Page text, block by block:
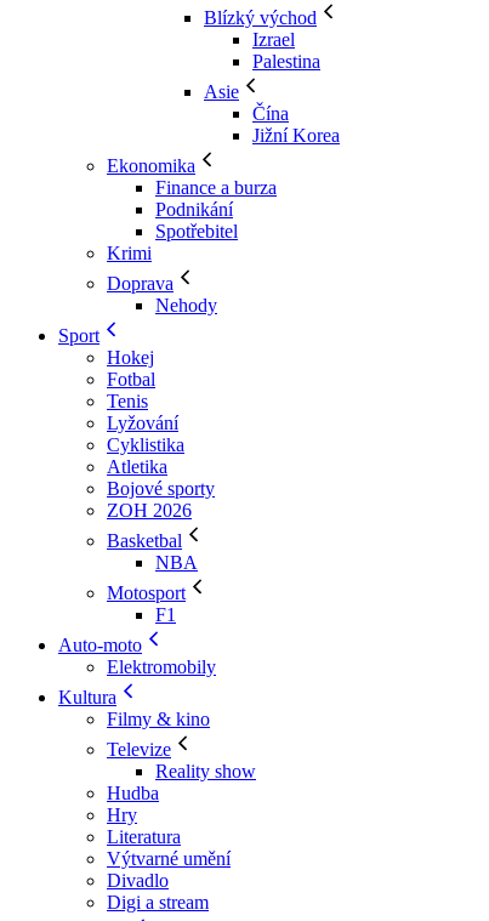
Blízký východ
Izrael
Palestina
Asie
Čína
Jižní Korea
Ekonomika
Finance a burza
Podnikání
Spotřebitel
Krimi
Doprava
Nehody
Sport
Hokej
Fotbal
Tenis
Lyžování
Cyklistika
Atletika
Bojové sporty
ZOH 2026
Basketbal
NBA
Motosport
F1
Auto-moto
Elektromobily
Kultura
Filmy & kino
Televize
Reality show
Hudba
Hry
Literatura
Výtvarné umění
Divadlo
Digi a stream